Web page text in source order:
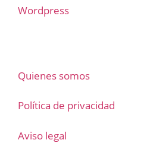
Wordpress
Quienes somos
Política de privacidad
Aviso legal